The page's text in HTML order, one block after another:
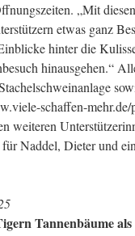
„Mit
etwas ganz
hinter die
hinausgehen.“
schaffen-
weiteren
Naddel, Dieter und
Tannenbäume